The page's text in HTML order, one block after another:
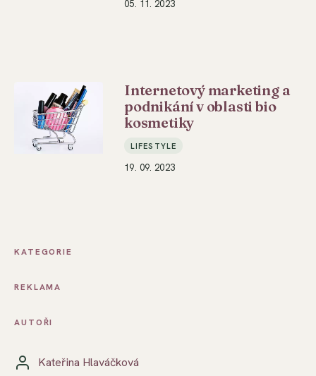
05. 11. 2023
Internetový marketing a
podnikání v oblasti bio
kosmetiky
LIFESTYLE
19. 09. 2023
KATEGORIE
REKLAMA
AUTOŘI
Kateřina Hlaváčková